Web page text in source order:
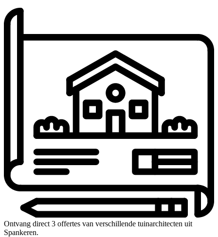
Ontvang direct 3 offertes van verschillende tuinarchitecten uit
Spankeren.